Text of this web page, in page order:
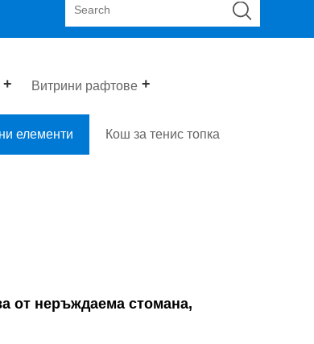
Витрини рафтове
елементи Кош за тенис топка
от неръждаема стомана,